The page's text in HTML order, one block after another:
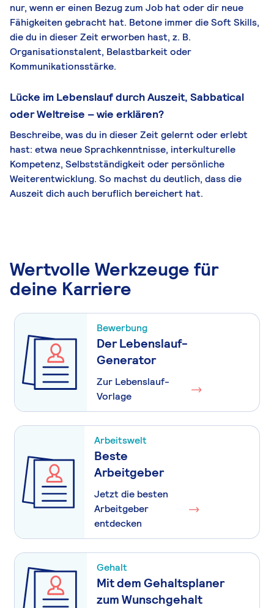
nur, wenn er einen Bezug zum Job hat oder dir neue
Fähigkeiten gebracht hat. Betone immer die Soft Skills,
die du in dieser Zeit erworben hast, z. B.
Organisationstalent, Belastbarkeit oder
Kommunikationsstärke.
Lücke im Lebenslauf durch Auszeit, Sabbatical
oder Weltreise – wie erklären?
Beschreibe, was du in dieser Zeit gelernt oder erlebt
hast: etwa neue Sprachkenntnisse, interkulturelle
Kompetenz, Selbstständigkeit oder persönliche
Weiterentwicklung. So machst du deutlich, dass die
Auszeit dich auch beruflich bereichert hat.
Wertvolle Werkzeuge für
deine Karriere
Bewerbung
Der Lebenslauf-
Generator
Zur Lebenslauf-
Vorlage
Arbeitswelt
Beste
Arbeitgeber
Jetzt die besten
Arbeitgeber
entdecken
Gehalt
Mit dem Gehaltsplaner
zum Wunschgehalt